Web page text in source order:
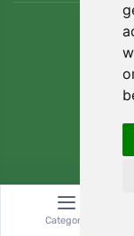
Categorie